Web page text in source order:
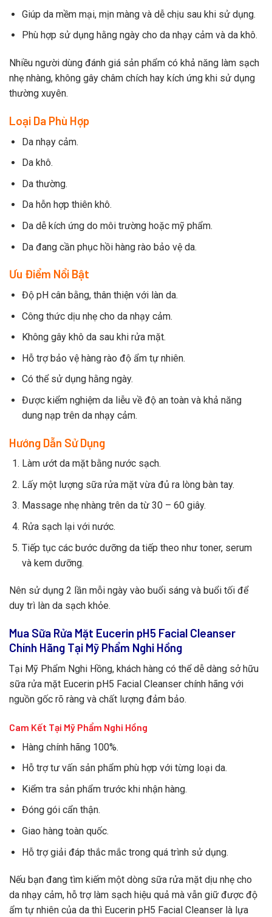
Giúp da mềm mại, mịn màng và dễ chịu sau khi sử dụng.
Phù hợp sử dụng hằng ngày cho da nhạy cảm và da khô.
Nhiều người dùng đánh giá sản phẩm có khả năng làm sạch
nhẹ nhàng, không gây châm chích hay kích ứng khi sử dụng
thường xuyên.
Loại Da Phù Hợp
Da nhạy cảm.
Da khô.
Da thường.
Da hỗn hợp thiên khô.
Da dễ kích ứng do môi trường hoặc mỹ phẩm.
Da đang cần phục hồi hàng rào bảo vệ da.
Ưu Điểm Nổi Bật
Độ pH cân bằng, thân thiện với làn da.
Công thức dịu nhẹ cho da nhạy cảm.
Không gây khô da sau khi rửa mặt.
Hỗ trợ bảo vệ hàng rào độ ẩm tự nhiên.
Có thể sử dụng hằng ngày.
Được kiểm nghiệm da liễu về độ an toàn và khả năng
dung nạp trên da nhạy cảm.
Hướng Dẫn Sử Dụng
Làm ướt da mặt bằng nước sạch.
Lấy một lượng sữa rửa mặt vừa đủ ra lòng bàn tay.
Massage nhẹ nhàng trên da từ 30 – 60 giây.
Rửa sạch lại với nước.
Tiếp tục các bước dưỡng da tiếp theo như toner, serum
và kem dưỡng.
Nên sử dụng 2 lần mỗi ngày vào buổi sáng và buổi tối để
duy trì làn da sạch khỏe.
Mua Sữa Rửa Mặt Eucerin pH5 Facial Cleanser
Chính Hãng Tại Mỹ Phẩm Nghi Hồng
Tại Mỹ Phẩm Nghi Hồng, khách hàng có thể dễ dàng sở hữu
sữa rửa mặt Eucerin pH5 Facial Cleanser chính hãng với
nguồn gốc rõ ràng và chất lượng đảm bảo.
Cam Kết Tại Mỹ Phẩm Nghi Hồng
Hàng chính hãng 100%.
Hỗ trợ tư vấn sản phẩm phù hợp với từng loại da.
Kiểm tra sản phẩm trước khi nhận hàng.
Đóng gói cẩn thận.
Giao hàng toàn quốc.
Hỗ trợ giải đáp thắc mắc trong quá trình sử dụng.
Nếu bạn đang tìm kiếm một dòng sữa rửa mặt dịu nhẹ cho
da nhạy cảm, hỗ trợ làm sạch hiệu quả mà vẫn giữ được độ
ẩm tự nhiên của da thì Eucerin pH5 Facial Cleanser là lựa